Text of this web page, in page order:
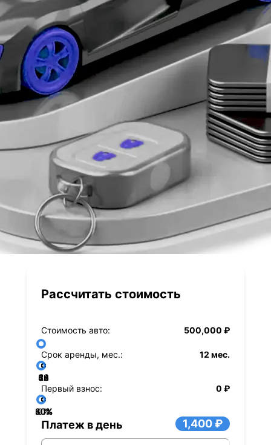
Рассчитать стоимость
Стоимость авто: 500,000 ₽
Срок аренды, мес.: 12 мес.
12
24
36
48
60
72
84
Первый взнос:
0 ₽
0%
20%
40%
60%
80%
Платеж в день 1,400 ₽